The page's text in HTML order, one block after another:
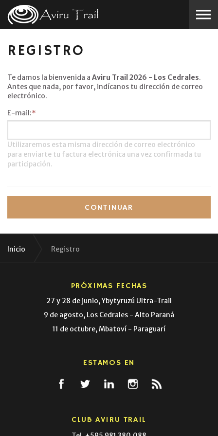
Skip to the content
REGISTRO
Te damos la bienvenida a Aviru Trail 2026 - Los Cedrales.
Antes que nada, por favor, indícanos tu dirección de correo
electrónico.
E-mail:*
Utilizaremos esta misma dirección de correo electrónico
para enviarte tu factura electrónica una vez confirmada tu
participación.
CONTINUAR
Inicio Registro
PRÓXIMAS FECHAS
27 y 28 de junio, Ybytyruzú Ultra-Trail
9 de agosto, Los Cedrales - Alto Paraná
11 de octubre, Mbatoví - Paraguarí
ESTAMOS EN
CLUB AVIRU TRAIL